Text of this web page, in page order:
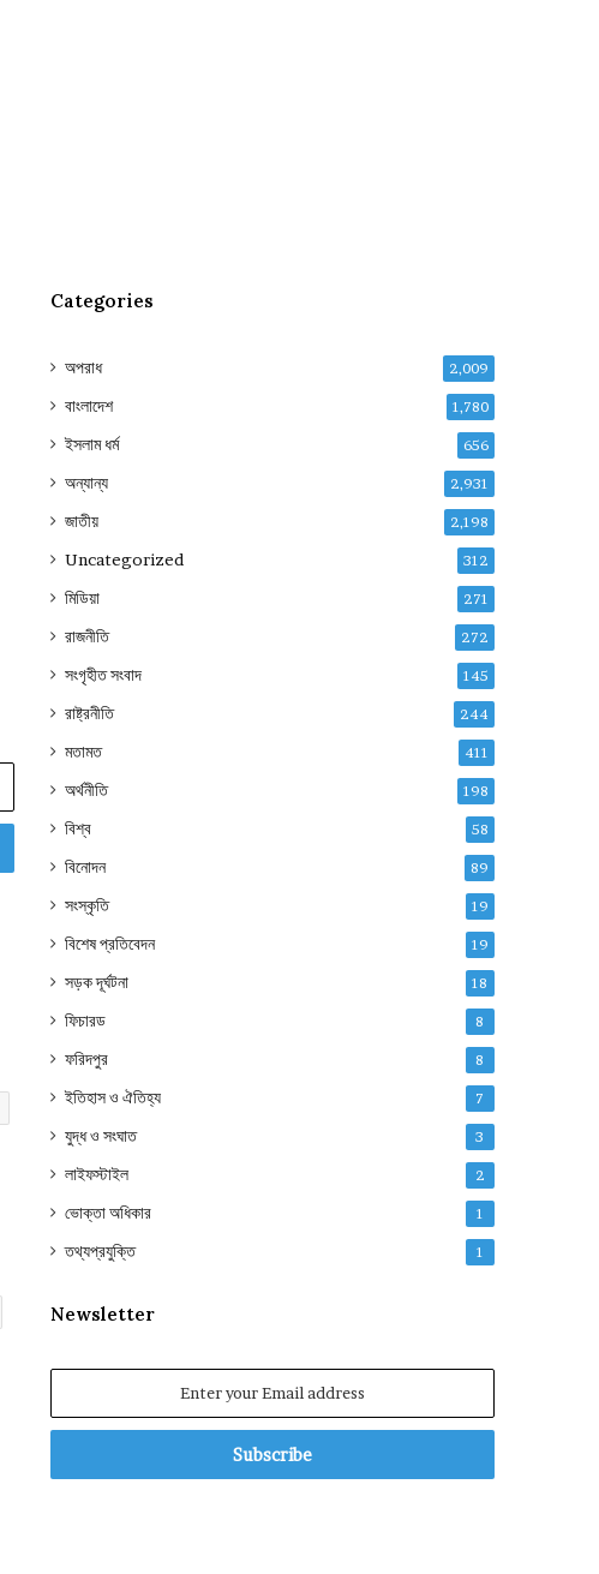
Categories
অপরাধ 2,009
বাংলাদেশ 1,780
ইসলাম ধর্ম 656
অন্যান্য 2,931
জাতীয় 2,198
Uncategorized 312
মিডিয়া 271
রাজনীতি 272
সংগৃহীত সংবাদ 145
রাষ্ট্রনীতি 244
মতামত 411
অর্থনীতি 198
বিশ্ব 58
বিনোদন 89
সংস্কৃতি 19
বিশেষ প্রতিবেদন 19
সড়ক দূর্ঘটনা 18
ফিচারড 8
ফরিদপুর 8
ইতিহাস ও ঐতিহ্য 7
যুদ্ধ ও সংঘাত 3
লাইফস্টাইল 2
ভোক্তা অধিকার 1
তথ্যপ্রযুক্তি 1
Newsletter
Email